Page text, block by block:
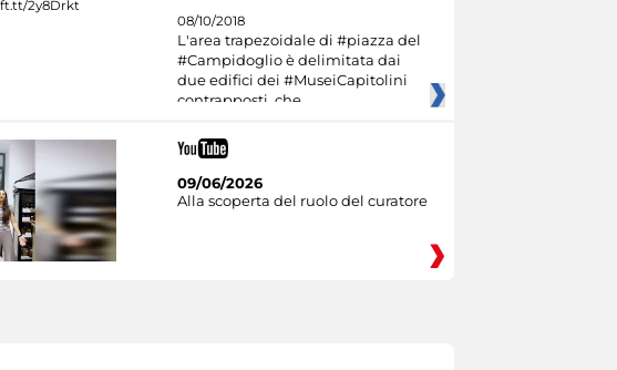
08/10/2018
L'area trapezoidale di #piazza del
#Campidoglio è delimitata dai
due edifici dei #MuseiCapitolini
contrapposti, che
09/06/2026
Alla scoperta del ruolo del curatore